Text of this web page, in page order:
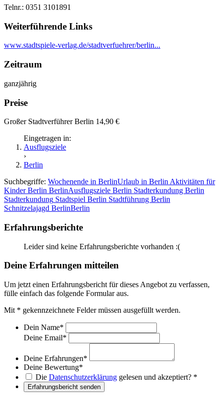
Telnr.: 0351 3101891
Weiterführende Links
www.stadtspiele-verlag.de/stadtverfuehrer/berlin...
Zeitraum
ganzjährig
Preise
Großer Stadtverführer Berlin 14,90 €
Eingetragen in:
Ausflugsziele
›
Berlin
Suchbegriffe: Wochenende in BerlinUrlaub in Berlin Aktivitäten für
Kinder Berlin BerlinAusflugsziele Berlin Stadterkundung Berlin
Stadterkundung Stadtspiel Berlin Stadtführung Berlin
Schnitzelajagd BerlinBerlin
Erfahrungsberichte
Leider sind keine Erfahrungsberichte vorhanden :(
Deine Erfahrungen mitteilen
Um jetzt einen Erfahrungsbericht für dieses Angebot zu verfassen,
fülle einfach das folgende Formular aus.
Mit * gekennzeichnete Felder müssen ausgefüllt werden.
Dein Name*
Deine Email*
Deine Erfahrungen*
Deine Bewertung*
Die Datenschutzerklärung gelesen und akzeptiert? *
Erfahrungsbericht senden